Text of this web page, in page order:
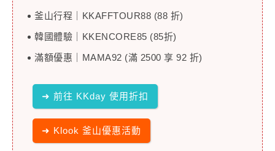
釜山行程｜KKAFFTOUR88 (88 折)
韓國體驗｜KKENCORE85 (85折)
滿額優惠｜MAMA92 (滿 2500 享 92 折)
➜ 前往 KKday 使用折扣
➜ Klook 釜山優惠活動